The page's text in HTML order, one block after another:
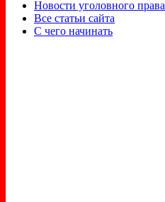
Новости уголовного права
Все статьи сайта
С чего начинать